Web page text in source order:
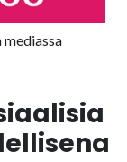
mediassa